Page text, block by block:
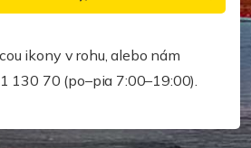
ikony v rohu, alebo nám
130 70 (po–pia 7:00–19:00).